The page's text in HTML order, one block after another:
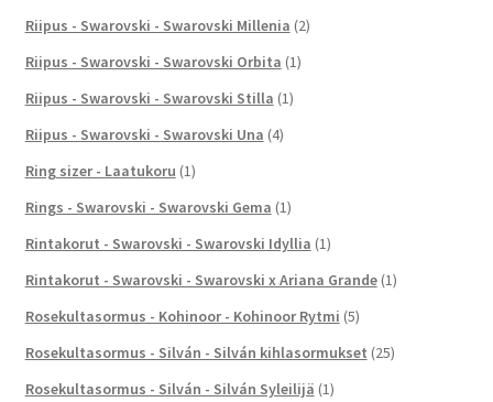
Riipus - Swarovski - Swarovski Millenia (2)
Riipus - Swarovski - Swarovski Orbita (1)
Riipus - Swarovski - Swarovski Stilla (1)
Riipus - Swarovski - Swarovski Una (4)
Ring sizer - Laatukoru (1)
Rings - Swarovski - Swarovski Gema (1)
Rintakorut - Swarovski - Swarovski Idyllia (1)
Rintakorut - Swarovski - Swarovski x Ariana Grande (1)
Rosekultasormus - Kohinoor - Kohinoor Rytmi (5)
Rosekultasormus - Silván - Silván kihlasormukset (25)
Rosekultasormus - Silván - Silván Syleilijä (1)